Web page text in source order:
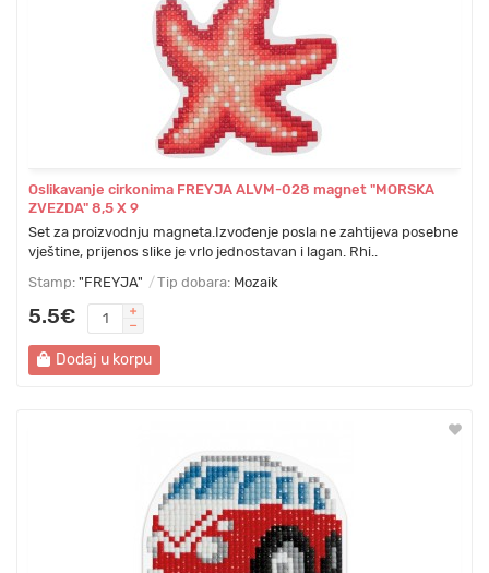
Oslikavanje cirkonima FREYJA ALVM-028 magnet "MORSKA
ZVEZDA" 8,5 Х 9
Set za proizvodnju magneta.Izvođenje posla ne zahtijeva posebne
vještine, prijenos slike je vrlo jednostavan i lagan. Rhi..
Stamp: "FREYJA" Tip dobara: Mozaik
5.5€
Dodaj u korpu